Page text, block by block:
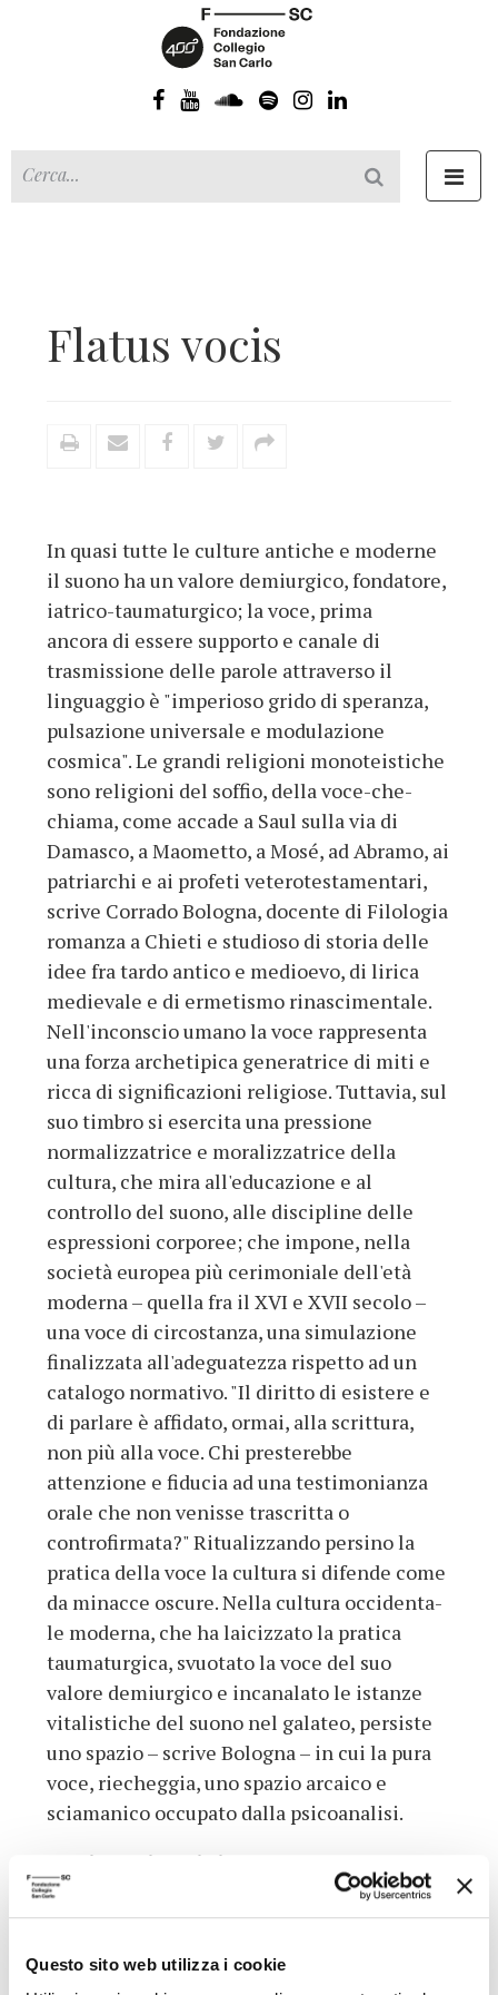
Questo sito web utilizza i cookie
Flatus vocis
In quasi tutte le culture antiche e moderne
il suono ha un valore demiurgico, fondatore,
iatrico-taumaturgico; la voce, prima
ancora di essere supporto e canale di
trasmissione delle parole attraverso il
linguaggio è "imperioso grido di speranza,
pulsazione universale e modulazione
cosmica". Le grandi religioni monoteistiche
sono religioni del soffio, della voce-che-
chiama, come accade a Saul sulla via di
Damasco, a Maometto, a Mosé, ad Abramo, ai
patriarchi e ai profeti veterotestamentari,
scrive Corrado Bologna, docente di Filologia
romanza a Chieti e studioso di storia delle
idee fra tardo antico e medioevo, di lirica
medievale e di ermetismo rina­scimentale.
Nell'inconscio umano la voce rappresenta
una forza archetipica generatrice di miti e
ricca di significazioni religio­se. Tuttavia, sul
suo timbro si esercita una pressione
normalizzatrice e moralizzatrice della
cultura, che mira all'educazione e al
controllo del suono, alle discipline delle
espressioni corporee; che impone, nella
società europea più cerimoniale dell'età
moderna – quella fra il XVI e XVII secolo –
una voce di circostanza, una simulazione
finalizzata all'adeguatezza rispetto ad un
catalogo normativo. "Il diritto di esistere e
di parlare è affidato, ormai, alla scrittura,
non più alla voce. Chi presterebbe
attenzione e fiducia ad una testimonianza
orale che non venisse trascritta o
controfirmata?" Ritualizzando persino la
pratica della voce la cultura si difende come
da minacce oscure. Nella cultura occidenta­
le moderna, che ha laicizzato la pratica
taumaturgica, svuotato la voce del suo
valore demiurgico e incanalato le istanze
vitalistiche del suono nel galateo, persiste
uno spazio – scrive Bologna – in cui la pura
voce, riecheggia, uno spazio arcaico e
sciamanico occu­pato dalla psicoanalisi.
Dati aggiuntivi